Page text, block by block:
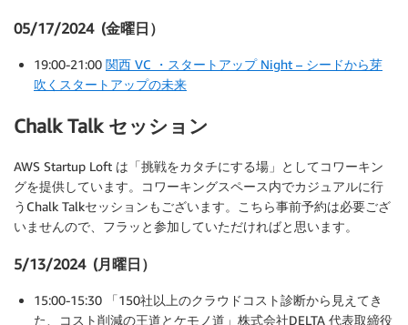
05/17/2024 (金曜日）
19:00-21:00 関西 VC ・スタートアップ Night – シードから芽
吹くスタートアップの未来
Chalk Talk セッション
AWS Startup Loft は「挑戦をカタチにする場」としてコワーキン
グを提供しています。コワーキングスペース内でカジュアルに行
うChalk Talkセッションもございます。こちら事前予約は必要ござ
いませんので、フラッと参加していただければと思います。
5/13/2024 (月曜日）
15:00-15:30 「150社以上のクラウドコスト診断から見えてき
た、コスト削減の王道とケモノ道」株式会社DELTA 代表取締役